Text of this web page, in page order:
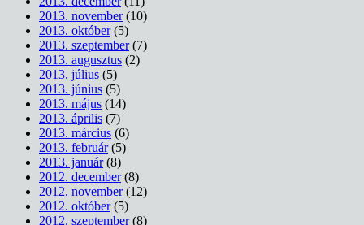
2013. november(10)
2013. október(5)
2013. szeptember(7)
2013. augusztus (2)
2013. július (5)
2013. június (5)
2013. május (14)
2013. április (7)
2013. március (6)
2013. február(5)
2013. január(8)
2012. december(8)
2012. november(12)
2012. október(5)
2012. szeptember(8)